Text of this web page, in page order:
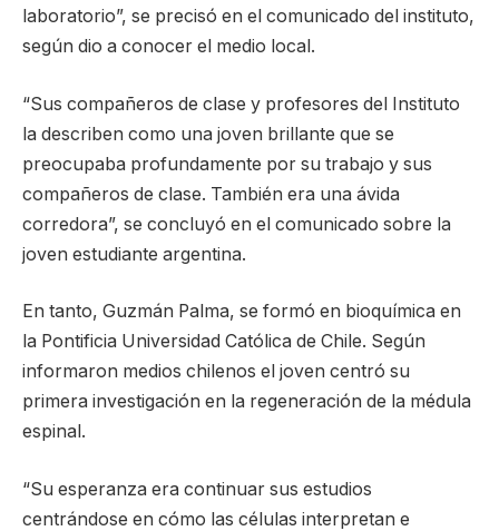
laboratorio”, se precisó en el comunicado del instituto,
según dio a conocer el medio local.
“Sus compañeros de clase y profesores del Instituto
la describen como una joven brillante que se
preocupaba profundamente por su trabajo y sus
compañeros de clase. También era una ávida
corredora”, se concluyó en el comunicado sobre la
joven estudiante argentina.
En tanto, Guzmán Palma, se formó en bioquímica en
la Pontificia Universidad Católica de Chile. Según
informaron medios chilenos el joven centró su
primera investigación en la regeneración de la médula
espinal.
“Su esperanza era continuar sus estudios
centrándose en cómo las células interpretan e